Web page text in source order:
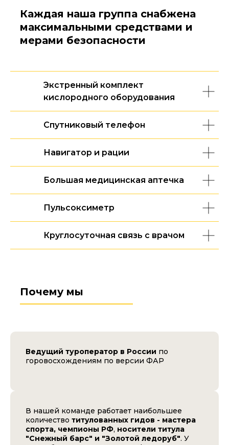
Каждая наша группа снабжена
максимальными средствами и
мерами безопасности
Экстренный комплект
кислородного оборудования
Спутниковый телефон
Навигатор и рации
Большая медицинская аптечка
Пульсоксиметр
Круглосуточная связь с врачом
Почему мы
Ведущий туроператор в России по
горовосхождениям по версии ФАР
В нашей команде работает наибольшее
количество титулованных гидов - мастера
спорта, чемпионы РФ, носители титула
"Снежный барс" и "Золотой ледоруб". У